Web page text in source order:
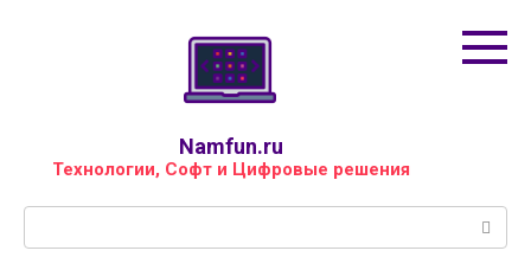
Namfun.ru
Технологии, Софт и Цифровые решения